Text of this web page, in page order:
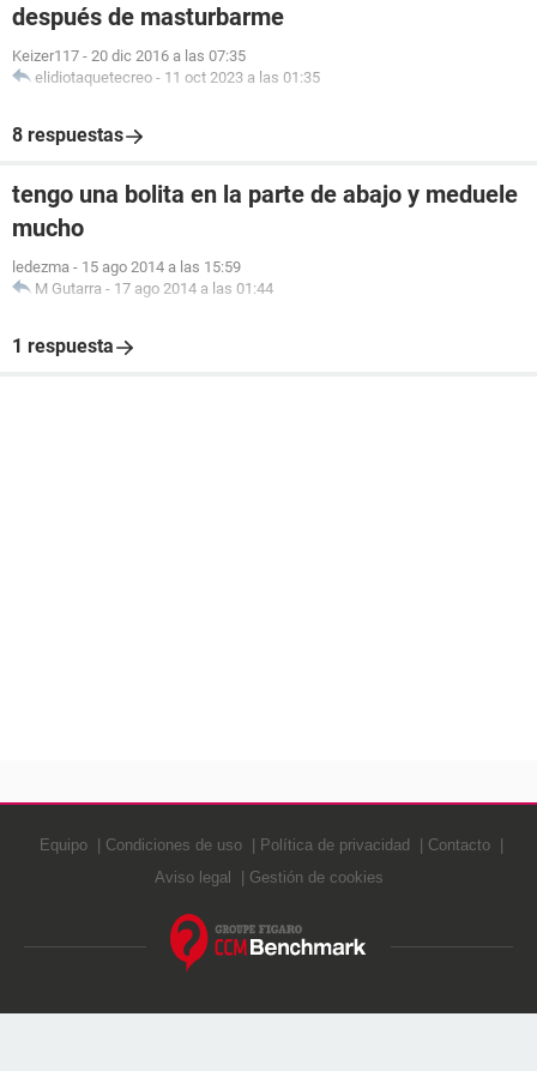
después de masturbarme
Keizer117 - 20 dic 2016 a las 07:35
elidiotaquetecreo - 11 oct 2023 a las 01:35
8 respuestas
tengo una bolita en la parte de abajo y meduele
mucho
ledezma - 15 ago 2014 a las 15:59
M Gutarra - 17 ago 2014 a las 01:44
1 respuesta
Equipo Condiciones de uso Política de privacidad
Contacto
Aviso legal
Gestión de cookies